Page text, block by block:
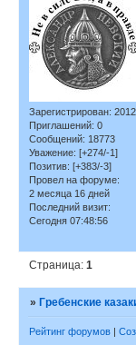
Зарегистрирован:
Приглашений: 0
Сообщений: 18773
Уважение: [+274/-1]
Позитив: [+383/-3]
Провел на форуме:
2 месяца 16 дней
Последний визит:
Сегодня 07:48:56
Страница:1
» Гребенские
Рейтинг форумов |